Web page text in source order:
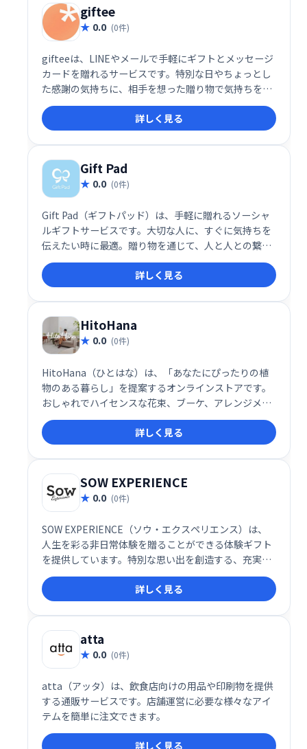
giftee
0.0 (0件)
gifteeは、LINEやメールで手軽にギフトとメッセージ
カードを贈れるサービスです。特別な日やちょっとし
た感謝の気持ちに、相手を想った贈り物で気持ちを伝
えましょう。様々なギフトから選べ、簡単に贈れるの
で、忙しい時にも最適です。大切な人と、より一層深
い繋がりを築きましょう。
詳しく見る
Gift Pad
0.0 (0件)
Gift Pad（ギフトパッド）は、手軽に贈れるソーシャ
ルギフトサービスです。大切な人に、すぐに気持ちを
伝えたい時に最適。贈り物を通じて、人と人との繋が
りを深めます。 様々なシーンで活用でき、感謝の気持
ちや喜びを簡単に共有できます。
詳しく見る
HitoHana
0.0 (0件)
HitoHana（ひとはな）は、「あなたにぴったりの植
物のある暮らし」を提案するオンラインストアです。
おしゃれでハイセンスな花束、ブーケ、アレンジメン
ト、観葉植物など、幅広い品揃えを取り揃えていま
す。特別な贈り物や、毎日の暮らしを彩る植物をお探
しの方に最適です。あなたにぴったりの植物を、
HitoHanaで見つけてください。
詳しく見る
SOW EXPERIENCE
0.0 (0件)
SOW EXPERIENCE（ソウ・エクスペリエンス）は、
人生を彩る非日常体験を贈ることができる体験ギフト
を提供しています。特別な思い出を創造する、充実し
たギフトをお探しなら、SOW EXPERIENCEがおすす
めです。多様な体験の中から、大切な方への贈り物と
して最適なギフトを見つけてください。
詳しく見る
atta
0.0 (0件)
atta（アッタ）は、飲食店向けの用品や印刷物を提供
する通販サービスです。店舗運営に必要な様々なアイ
テムを簡単に注文できます。
詳しく見る